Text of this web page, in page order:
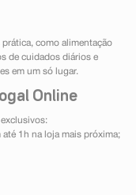
como alimentação
de cuidados diários e
em um só lugar.
Online
exclusivos:
até 1h na loja mais próxima;